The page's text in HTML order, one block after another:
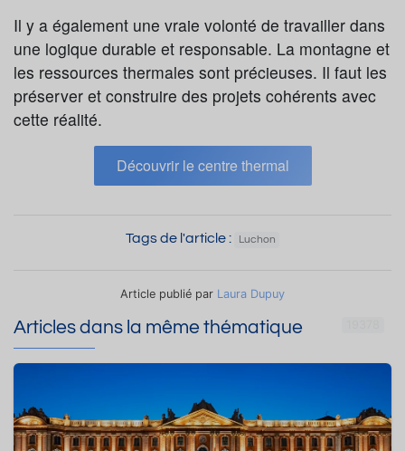
Il y a également une vraie volonté de travailler dans
une logique durable et responsable. La montagne et
les ressources thermales sont précieuses. Il faut les
préserver et construire des projets cohérents avec
cette réalité.
Découvrir le centre thermal
Tags de l'article : Luchon
Article publié par Laura Dupuy
Articles dans la même thématique